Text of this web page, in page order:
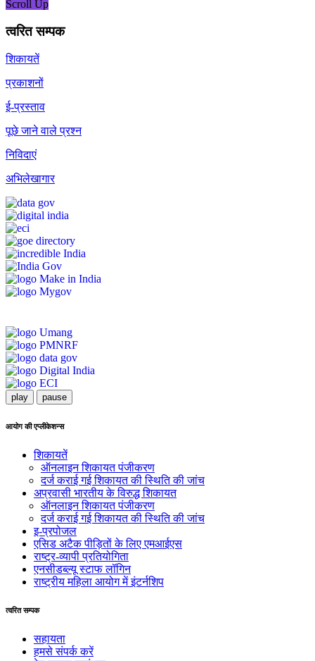
Scroll Up
त्वरित सम्पक
शिकायतें
प्रकाशनों
ई-प्रस्ताव
पूछे जाने वाले प्रश्न
निविदाएं
अभिलेखागार
play pause
आयोग की एप्लीकेशन्स
शिकायतें
ऑनलाइन शिकायत पंजीकरण
दर्ज कराई गई शिकायत की स्थिति की जांच
अप्रवासी भारतीय के विरुद्ध शिकायत
ऑनलाइन शिकायत पंजीकरण
दर्ज कराई गई शिकायत की स्थिति की जांच
इ-प्रपोजल
एसिड अटैक पीड़ितों के लिए एमआईएस
राष्ट्र-व्यापी प्रतियोगिता
एनसीडब्ल्यू स्टाफ लॉगिन
राष्ट्रीय महिला आयोग में इंटर्नशिप
त्वरित सम्पक
सहायता
हमसे संपर्क करें